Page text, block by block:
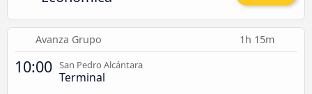
Avanza Grupo 1h 15m
10:00 San Pedro Alcántara
Terminal